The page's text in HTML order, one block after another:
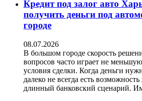
Кредит под залог авто
получить деньги под
городе
08.07.2026
В большом городе скорость
вопросов часто играет не
условия сделки. Когда деньги
далеко не всегда есть
длинный банковский сценарий.